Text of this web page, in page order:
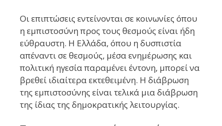
Οι επιπτώσεις εντείνονται σε κοινωνίες όπου
η εμπιστοσύνη προς τους θεσμούς είναι ήδη
εύθραυστη. Η Ελλάδα, όπου η δυσπιστία
απέναντι σε θεσμούς, μέσα ενημέρωσης και
πολιτική ηγεσία παραμένει έντονη, μπορεί να
βρεθεί ιδιαίτερα εκτεθειμένη. Η διάβρωση
της εμπιστοσύνης είναι τελικά μια διάβρωση
της ίδιας της δημοκρατικής λειτουργίας.